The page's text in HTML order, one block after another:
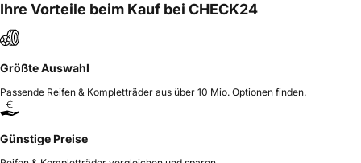
Ihre Vorteile beim Kauf bei CHECK24
Größte Auswahl
Passende Reifen & Kompletträder aus über 10 Mio. Optionen finden.
Günstige Preise